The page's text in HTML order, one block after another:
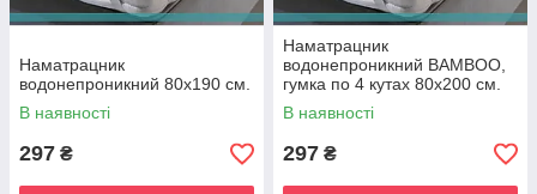
Наматрацник
водонепроникний 80х190 см.
В наявності
297 ₴
Наматрацник
водонепроникний BAMBOO,
гумка по 4 кутах 80х200 см.
В наявності
297 ₴